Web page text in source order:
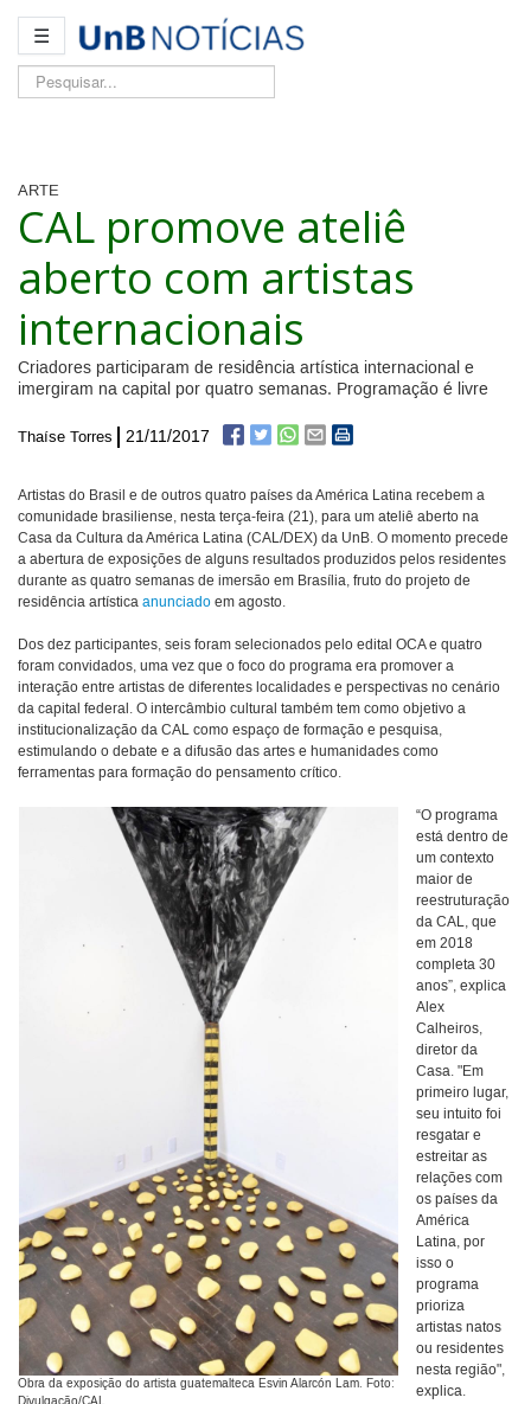
☰
Pesquisar...
ARTE
CAL promove ateliê
aberto com artistas
internacionais
Criadores participaram de residência artística internacional e
imergiram na capital por quatro semanas. Programação é livre
Thaíse Torres 21/11/2017
Artistas do Brasil e de outros quatro países da América Latina recebem a
comunidade brasiliense, nesta terça-feira (21), para um ateliê aberto na
Casa da Cultura da América Latina (CAL/DEX) da UnB. O momento precede
a abertura de exposições de alguns resultados produzidos pelos residentes
durante as quatro semanas de imersão em Brasília, fruto do projeto de
residência artística anunciado em agosto.
Dos dez participantes, seis foram selecionados pelo edital OCA e quatro
foram convidados, uma vez que o foco do programa era promover a
interação entre artistas de diferentes localidades e perspectivas no cenário
da capital federal. O intercâmbio cultural também tem como objetivo a
institucionalização da CAL como espaço de formação e pesquisa,
estimulando o debate e a difusão das artes e humanidades como
ferramentas para formação do pensamento crítico.
Obra da exposição do artista guatemalteca Esvin Alarcón Lam. Foto:
“O programa
está dentro de
um contexto
maior de
reestruturação
da CAL, que
em 2018
completa 30
anos”, explica
Alex
Calheiros,
diretor da
Casa. "Em
primeiro lugar,
seu intuito foi
resgatar e
estreitar as
relações com
os países da
América
Latina, por
isso o
programa
prioriza
artistas natos
ou residentes
nesta região",
explica.